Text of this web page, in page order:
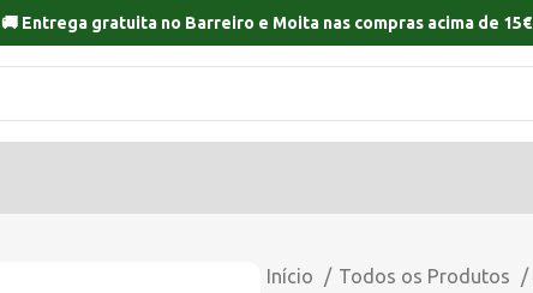
🚚 Entrega gratuita no Barreiro e Moita nas compras acima de 15€
Início Todos os Produtos